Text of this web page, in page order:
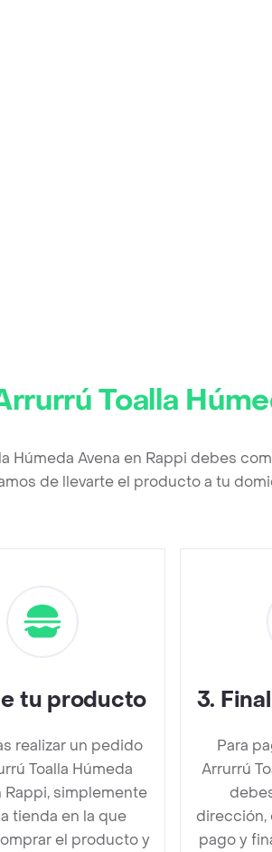
Toalla
Húmeda Avena en Rappi debes
de llevarte el producto a tu
tu producto
realizar un pedido
Toalla Húmeda
Rappi, simplemente
tienda en la que
el producto y
3.
Para
Arrurrú
dirección,
pago y